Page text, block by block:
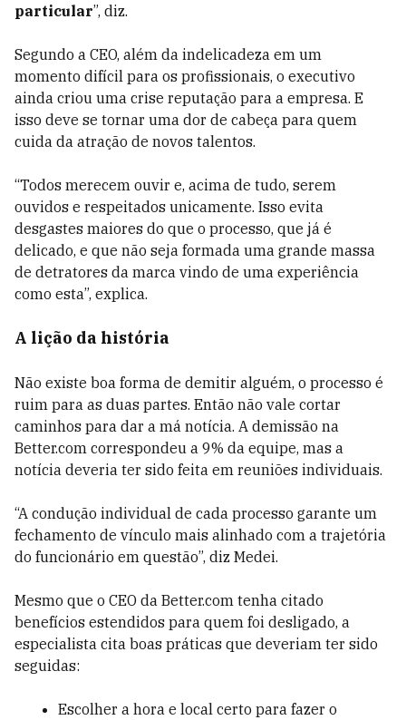
particular”, diz.
Segundo a CEO, além da indelicadeza em um
momento difícil para os profissionais, o executivo
ainda criou uma crise reputação para a empresa. E
isso deve se tornar uma dor de cabeça para quem
cuida da atração de novos talentos.
“Todos merecem ouvir e, acima de tudo, serem
ouvidos e respeitados unicamente. Isso evita
desgastes maiores do que o processo, que já é
delicado, e que não seja formada uma grande massa
de detratores da marca vindo de uma experiência
como esta”, explica.
A lição da história
Não existe boa forma de demitir alguém, o processo é
ruim para as duas partes. Então não vale cortar
caminhos para dar a má notícia. A demissão na
Better.com correspondeu a 9% da equipe, mas a
notícia deveria ter sido feita em reuniões individuais.
“A condução individual de cada processo garante um
fechamento de vínculo mais alinhado com a trajetória
do funcionário em questão”, diz Medei.
Mesmo que o CEO da Better.com tenha citado
benefícios estendidos para quem foi desligado, a
especialista cita boas práticas que deveriam ter sido
seguidas:
Escolher a hora e local certo para fazer o